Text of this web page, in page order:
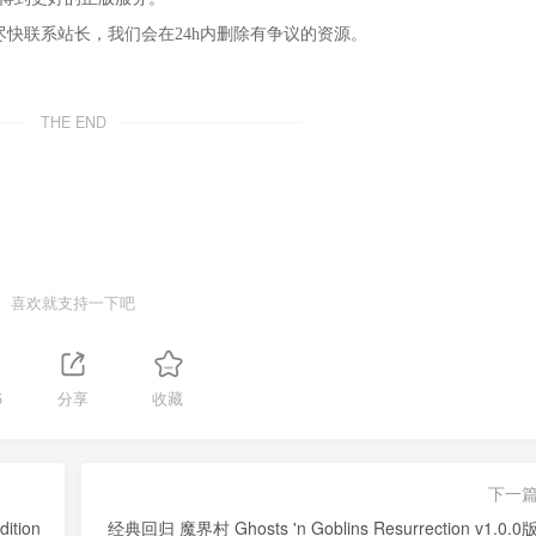
联系站长，我们会在24h内删除有争议的资源。
THE END
喜欢就支持一下吧
分享 收藏
下一篇
经典回归 魔界村 Ghosts 'n Goblins Resurrection v1.0.0